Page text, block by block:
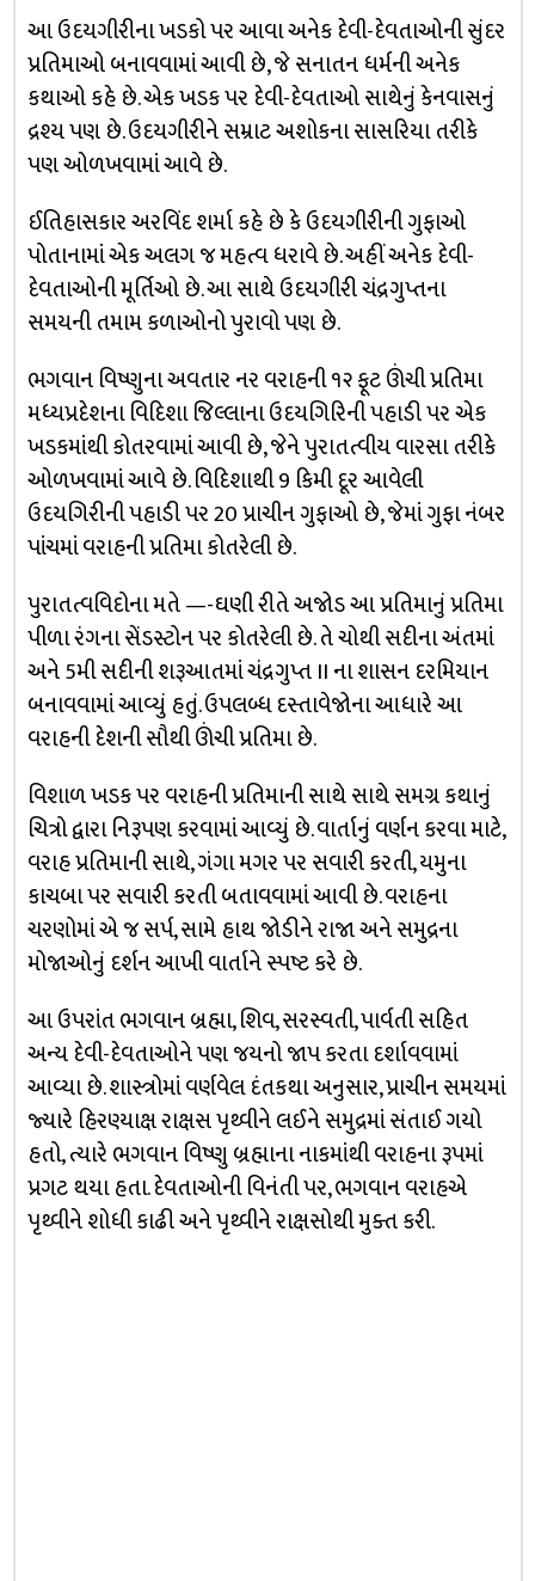
આ ઉદયગીરીના ખડકો પર આવા અનેક દેવી-દેવતાઓની સુંદર
પ્રતિમાઓ બનાવવામાં આવી છે, જે સનાતન ધર્મની અનેક
કથાઓ કહે છે. એક ખડક પર દેવી-દેવતાઓ સાથેનું કેનવાસનું
દ્રશ્ય પણ છે. ઉદયગીરીને સમ્રાટ અશોકના સાસરિયા તરીકે
પણ ઓળખવામાં આવે છે.
ઈતિહાસકાર અરવિંદ શર્મા કહે છે કે ઉદયગીરીની ગુફાઓ
પોતાનામાં એક અલગ જ મહત્વ ધરાવે છે. અહીં અનેક દેવી-
દેવતાઓની મૂર્તિઓ છે. આ સાથે ઉદયગીરી ચંદ્રગુપ્તના
સમયની તમામ કળાઓનો પુરાવો પણ છે.
ભગવાન વિષ્ણુના અવતાર નર વરાહની ૧૨ ફૂટ ઊંચી પ્રતિમા
મધ્યપ્રદેશના વિદિશા જિલ્લાના ઉદયગિરિની પહાડી પર એક
ખડકમાંથી કોતરવામાં આવી છે, જેને પુરાતત્વીય વારસા તરીકે
ઓળખવામાં આવે છે. વિદિશાથી 9 કિમી દૂર આવેલી
ઉદયગિરીની પહાડી પર 20 પ્રાચીન ગુફાઓ છે, જેમાં ગુફા નંબર
પાંચમાં વરાહની પ્રતિમા કોતરેલી છે.
પુરાતત્વવિદોના મતે —-ઘણી રીતે અજોડ આ પ્રતિમાનું પ્રતિમા
પીળા રંગના સેંડસ્ટોન પર કોતરેલી છે. તે ચોથી સદીના અંતમાં
અને 5મી સદીની શરૂઆતમાં ચંદ્રગુપ્ત II ના શાસન દરમિયાન
બનાવવામાં આવ્યું હતું. ઉપલબ્ધ દસ્તાવેજોના આધારે આ
વરાહની દેશની સૌથી ઊંચી પ્રતિમા છે.
વિશાળ ખડક પર વરાહની પ્રતિમાની સાથે સાથે સમગ્ર કથાનું
ચિત્રો દ્વારા નિરૂપણ કરવામાં આવ્યું છે. વાર્તાનું વર્ણન કરવા માટે,
વરાહ પ્રતિમાની સાથે, ગંગા મગર પર સવારી કરતી, યમુના
કાચબા પર સવારી કરતી બતાવવામાં આવી છે. વરાહના
ચરણોમાં એ જ સર્પ, સામે હાથ જોડીને રાજા અને સમુદ્રના
મોજાઓનું દર્શન આખી વાર્તાને સ્પષ્ટ કરે છે.
આ ઉપરાંત ભગવાન બ્રહ્મા, શિવ, સરસ્વતી, પાર્વતી સહિત
અન્ય દેવી-દેવતાઓને પણ જયનો જાપ કરતા દર્શાવવામાં
આવ્યા છે. શાસ્ત્રોમાં વર્ણવેલ દંતકથા અનુસાર, પ્રાચીન સમયમાં
જ્યારે હિરણ્યાક્ષ રાક્ષસ પૃથ્વીને લઈને સમુદ્રમાં સંતાઈ ગયો
હતો, ત્યારે ભગવાન વિષ્ણુ બ્રહ્માના નાકમાંથી વરાહના રૂપમાં
પ્રગટ થયા હતા. દેવતાઓની વિનંતી પર, ભગવાન વરાહએ
પૃથ્વીને શોધી કાઢી અને પૃથ્વીને રાક્ષસોથી મુક્ત કરી.